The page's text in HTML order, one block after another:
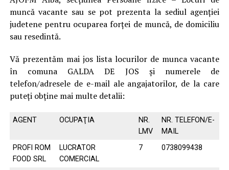
muncă vacante sau se pot prezenta la sediul agenției
judetene pentru ocuparea forței de muncă, de domiciliu
sau resedintă.
Vă prezentăm mai jos lista locurilor de munca vacante
în comuna GALDA DE JOS și numerele de
telefon/adresele de e-mail ale angajatorilor, de la care
puteți obține mai multe detalii:
AGENT OCUPAŢIA
NR.
LMV
NR. TELEFON/E-
MAIL
PROFI ROM
FOOD SRL
LUCRATOR
COMERCIAL
7 0738099438